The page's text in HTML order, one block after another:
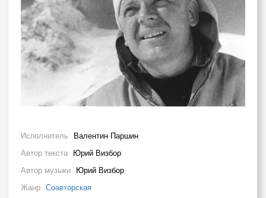
Исполнитель Валентин Паршин
Автор текста Юрий Визбор
Автор музыки Юрий Визбор
Жанр Соавторская